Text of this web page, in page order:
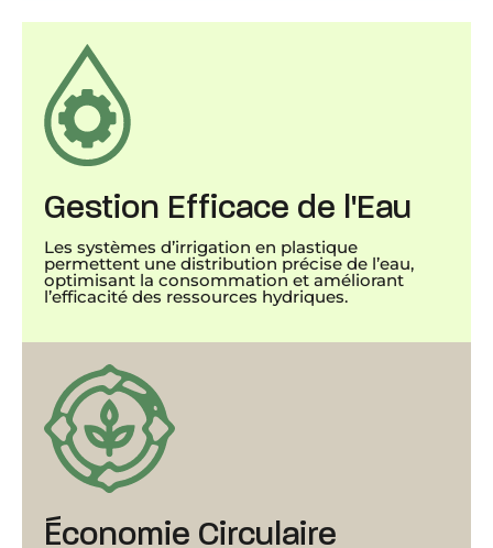
Gestion Efficace de l'Eau
Les systèmes d’irrigation en plastique
permettent une distribution précise de l’eau,
optimisant la consommation et améliorant
l’efficacité des ressources hydriques.
Économie Circulaire